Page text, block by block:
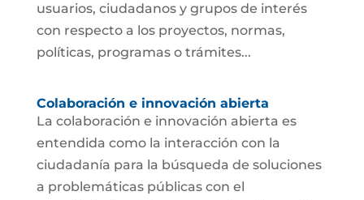
usuarios, ciudadanos y grupos de interés
con respecto a los proyectos, normas,
políticas, programas o trámites...
Colaboración e innovación abierta
La colaboración e innovación abierta es
entendida como la interacción con la
ciudadanía para la búsqueda de soluciones
a problemáticas públicas con el